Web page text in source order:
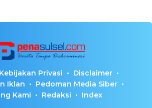
Kebijakan Privasi
Disclaimer
Iklan
Pedoman Media Siber
Kami
Redaksi Index